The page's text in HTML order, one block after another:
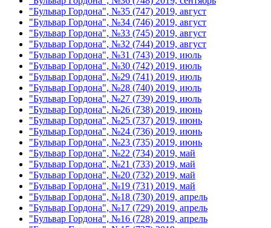
"Бульвар Гордона", №35 (747) 2019, август
"Бульвар Гордона", №34 (746) 2019, август
"Бульвар Гордона", №33 (745) 2019, август
"Бульвар Гордона", №32 (744) 2019, август
"Бульвар Гордона", №31 (743) 2019, июль
"Бульвар Гордона", №30 (742) 2019, июль
"Бульвар Гордона", №29 (741) 2019, июль
"Бульвар Гордона", №28 (740) 2019, июль
"Бульвар Гордона", №27 (739) 2019, июль
"Бульвар Гордона", №26 (738) 2019, июнь
"Бульвар Гордона", №25 (737) 2019, июнь
"Бульвар Гордона", №24 (736) 2019, июнь
"Бульвар Гордона", №23 (735) 2019, июнь
"Бульвар Гордона", №22 (734) 2019, май
"Бульвар Гордона", №21 (733) 2019, май
"Бульвар Гордона", №20 (732) 2019, май
"Бульвар Гордона", №19 (731) 2019, май
"Бульвар Гордона", №18 (730) 2019, апрель
"Бульвар Гордона", №17 (729) 2019, апрель
"Бульвар Гордона", №16 (728) 2019, апрель